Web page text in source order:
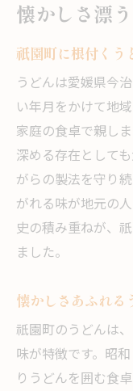
懐かしさ漂
祇園町に根付くう
うどんは愛媛県今
い年月をかけて地
家庭の食卓で親し
深める存在として
がらの製法を守り
がれる味が地元の
史の積み重ねが、
ました。
懐かしさあふれる
祇園町のうどんは
味が特徴です。昭
りうどんを囲む食